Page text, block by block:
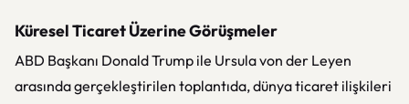
Küresel Ticaret Üzerine Görüşmeler
ABD Başkanı Donald Trump ile Ursula von der Leyen
arasında gerçekleştirilen toplantıda, dünya ticaret ilişkileri